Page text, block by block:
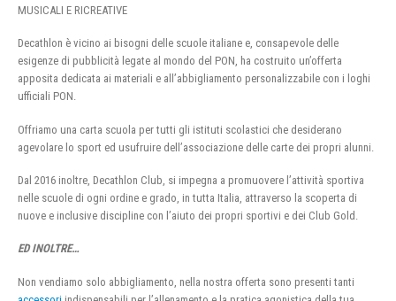
MUSICALI E RICREATIVE
Decathlon è vicino ai bisogni delle scuole italiane e, consapevole delle
esigenze di pubblicità legate al mondo del PON, ha costruito un’offerta
apposita dedicata ai materiali e all’abbigliamento personalizzabile con i loghi
ufficiali PON.
Offriamo una carta scuola per tutti gli istituti scolastici che desiderano
agevolare lo sport ed usufruire dell’associazione delle carte dei propri alunni.
Dal 2016 inoltre, Decathlon Club, si impegna a promuovere l’attività sportiva
nelle scuole di ogni ordine e grado, in tutta Italia, attraverso la scoperta di
nuove e inclusive discipline con l’aiuto dei propri sportivi e dei Club Gold.
ED INOLTRE…
Non vendiamo solo abbigliamento, nella nostra offerta sono presenti tanti